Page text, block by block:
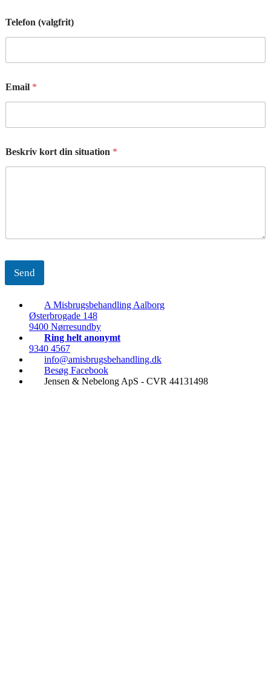
Telefon (valgfrit)
Email *
Beskriv kort din situation *
Send
A Misbrugsbehandling Aalborg
Østerbrogade 148
9400 Nørresundby
Ring helt anonymt
9340 4567
info@amisbrugsbehandling.dk
Besøg Facebook
Jensen & Nebelong ApS - CVR 44131498